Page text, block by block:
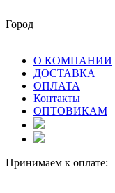
Город
О КОМПАНИИ
ДОСТАВКА
ОПЛАТА
Контакты
ОПТОВИКАМ
Принимаем к оплате: